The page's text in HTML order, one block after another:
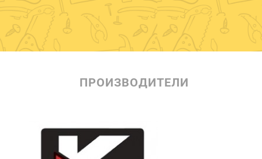
ПРОИЗВОДИТЕЛИ